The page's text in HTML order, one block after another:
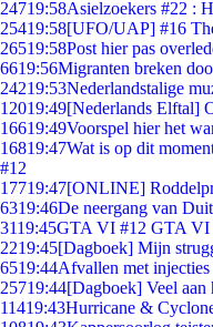
24719:58Asielzoekers #22 :
25419:58[UFO/UAP] #16
26519:58Post hier pas
6619:56Migranten breken
24219:53Nederlandstalige
12019:49[Nederlands Elftal]
16619:49Voorspel hier het
16819:47Wat is op dit
#12
17719:47[ONLINE]
6319:46De neergang van
3119:45GTA VI #12 GTA VI
2219:45[Dagboek] Mijn
6519:44Afvallen met injecties
25719:44[Dagboek] Veel
11419:43Hurricane &